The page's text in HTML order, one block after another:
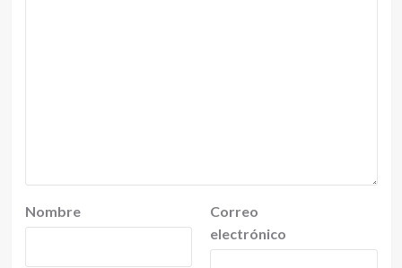
Nombre
Correo
electrónico